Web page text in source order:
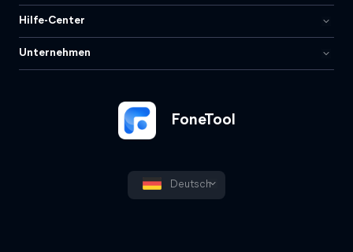
FoneTool
Deutsch
Hilfe-Center
Unternehmen